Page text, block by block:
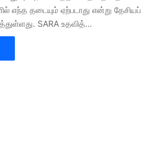
எந்த தடையும் ஏற்படாது என்று தேசியப்
SARA உதவித்…